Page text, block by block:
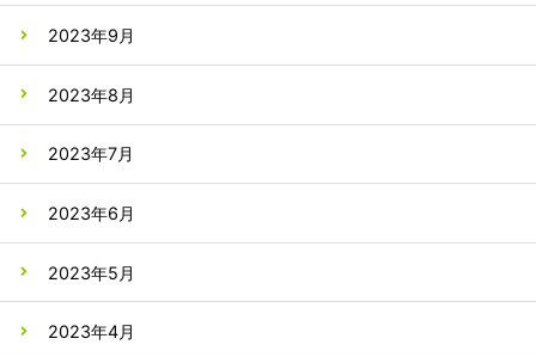
2023年9月
2023年8月
2023年7月
2023年6月
2023年5月
2023年4月